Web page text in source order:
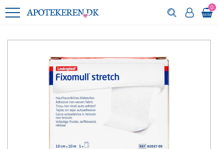
0